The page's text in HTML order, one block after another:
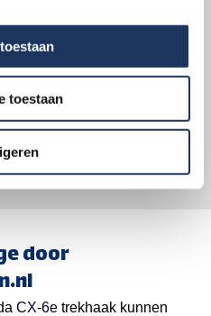
toestaan
door
CX-6e trekhaak kunnen